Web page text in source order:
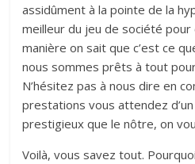
assidûment à la pointe de la
meilleur du jeu de société
manière on sait que c’est ce
nous sommes prêts à tout
N’hésitez pas à nous dire en
prestations vous attendez
prestigieux que le nôtre, on
Voilà, vous savez tout.